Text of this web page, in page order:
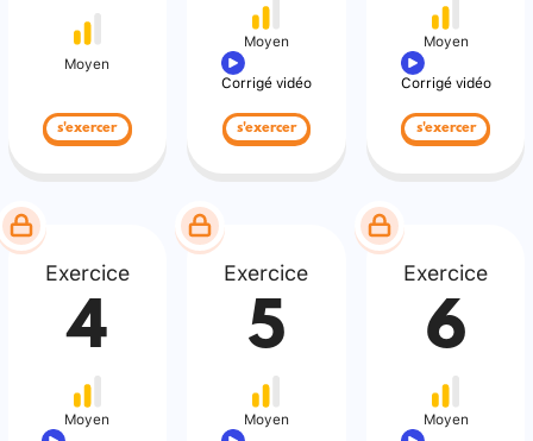
Moyen
s'exercer
Moyen
Corrigé vidéo
s'exercer
Moyen
Corrigé vidéo
s'exercer
Exercice
4
Moyen
Exercice
5
Moyen
Exercice
6
Moyen